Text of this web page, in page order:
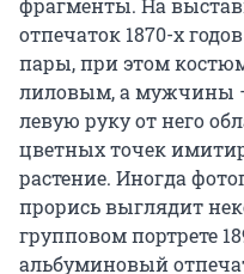
фрагменты. На
отпечаток 1870-х
пары, при этом
лиловым, а мужчины
левую руку от него
цветных точек
растение. Иногда
прорись выглядит
групповом портрете
альбуминовый